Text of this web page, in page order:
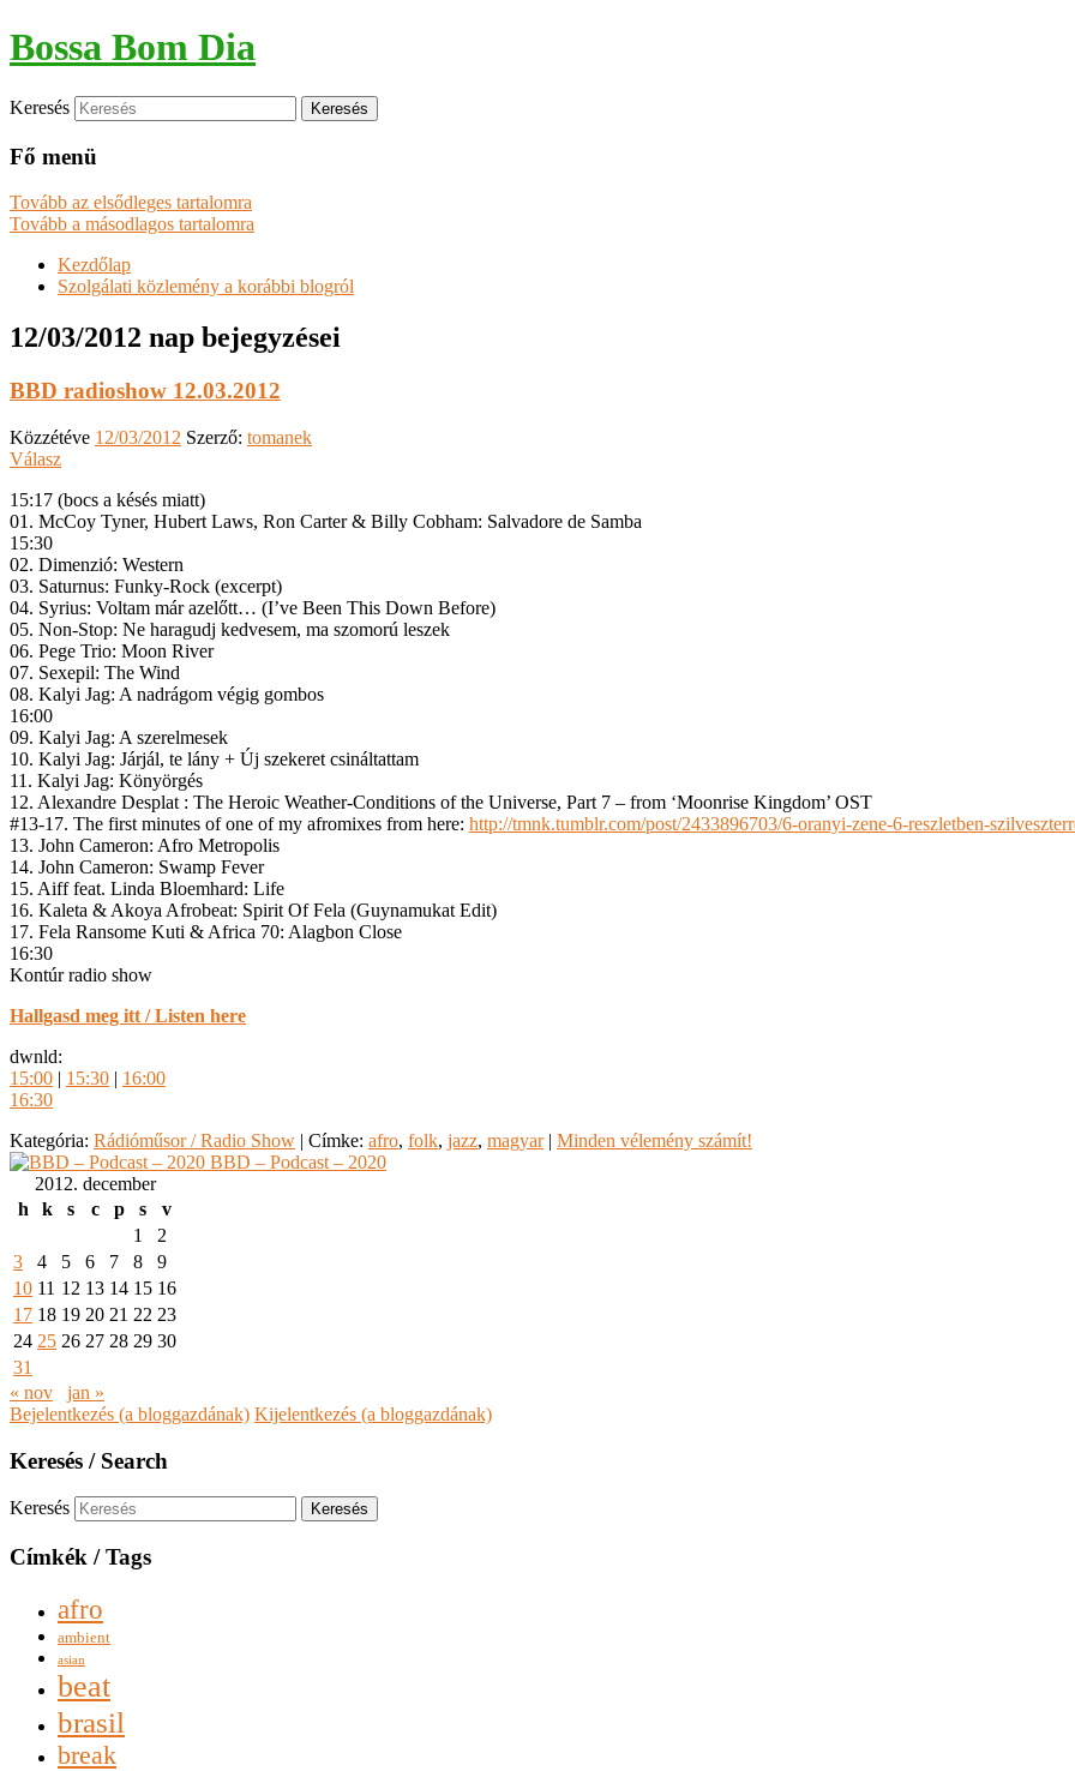
Bossa Bom Dia
Keresés
Fő menü
Tovább az elsődleges tartalomra
Tovább a másodlagos tartalomra
Kezdőlap
Szolgálati közlemény a korábbi blogról
12/03/2012 nap bejegyzései
BBD radioshow 12.03.2012
Közzétéve 12/03/2012 Szerző: tomanek
Válasz
15:17 (bocs a késés miatt)
01. McCoy Tyner, Hubert Laws, Ron Carter & Billy Cobham: Salvadore de Samba
15:30
02. Dimenzió: Western
03. Saturnus: Funky-Rock (excerpt)
04. Syrius: Voltam már azelőtt… (I’ve Been This Down Before)
05. Non-Stop: Ne haragudj kedvesem, ma szomorú leszek
06. Pege Trio: Moon River
07. Sexepil: The Wind
08. Kalyi Jag: A nadrágom végig gombos
16:00
09. Kalyi Jag: A szerelmesek
10. Kalyi Jag: Járjál, te lány + Új szekeret csináltattam
11. Kalyi Jag: Könyörgés
12. Alexandre Desplat : The Heroic Weather-Conditions of the Universe, Part 7 – from ‘Moonrise Kingdom’ OST
#13-17. The first minutes of one of my afromixes from here: http://tmnk.tumblr.com/post/2433896703/6-oranyi-zene-6-reszletben-
13. John Cameron: Afro Metropolis
14. John Cameron: Swamp Fever
15. Aiff feat. Linda Bloemhard: Life
16. Kaleta & Akoya Afrobeat: Spirit Of Fela (Guynamukat Edit)
17. Fela Ransome Kuti & Africa 70: Alagbon Close
16:30
Kontúr radio show
Hallgasd meg itt / Listen here
dwnld:
15:00 | 15:30 | 16:00
16:30
Kategória: Rádióműsor / Radio Show | Címke: afro, folk, jazz, magyar | Minden vélemény számít!
BBD – Podcast – 2020
2012. december
h
k s c p s
v
1
2
3
4 5 6 7 8
9
10 11 12 13 14 15 16
17 18 19 20 21 22 23
24 25 26 27 28 29 30
31
« nov
jan »
Bejelentkezés (a bloggazdának) Kijelentkezés (a bloggazdának)
Keresés / Search
Keresés
Címkék / Tags
afro
ambient
asian
beat
brasil
break